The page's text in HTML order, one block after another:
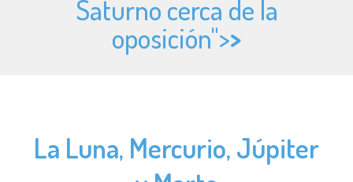
Saturno cerca de la
oposición">>
La Luna, Mercurio, Júpiter